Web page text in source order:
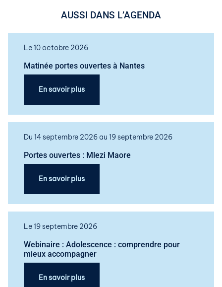
AUSSI DANS L’AGENDA
Le 10 octobre 2026
Matinée portes ouvertes à Nantes
En savoir plus
Du 14 septembre 2026 au 19 septembre 2026
Portes ouvertes : Mlezi Maore
En savoir plus
Le 19 septembre 2026
Webinaire : Adolescence : comprendre pour
mieux accompagner
En savoir plus